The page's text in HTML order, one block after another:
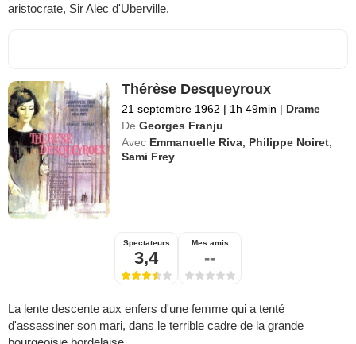
aristocrate, Sir Alec d'Uberville.
Thérèse Desqueyroux
21 septembre 1962 | 1h 49min | Drame
De Georges Franju
Avec Emmanuelle Riva Philippe Noiret
Sami Frey
Spectateurs
3,4
Mes amis
--
La lente descente aux enfers d'une femme qui a tenté
d'assassiner son mari, dans le terrible cadre de la grande